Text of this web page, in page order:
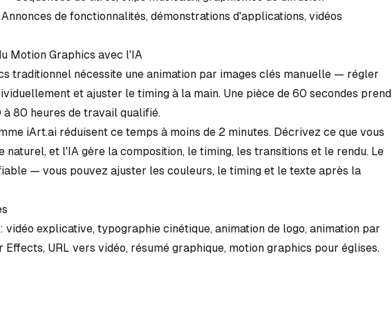
de fonctionnalités, démonstrations d'applications, vidéos
Motion Graphics avec l'IA
traditionnel nécessite une animation par images clés manuelle — régler
et ajuster le timing à la main. Une pièce de 60 secondes prend
80 heures de travail qualifié.
iArt.ai réduisent ce temps à moins de 2 minutes. Décrivez ce que vous
naturel, et l'IA gère la composition, le timing, les transitions et le rendu. Le
— vous pouvez ajuster les couleurs, le timing et le texte après la
vidéo explicative, typographie cinétique, animation de logo, animation par
Effects, URL vers vidéo, résumé graphique, motion graphics pour églises.